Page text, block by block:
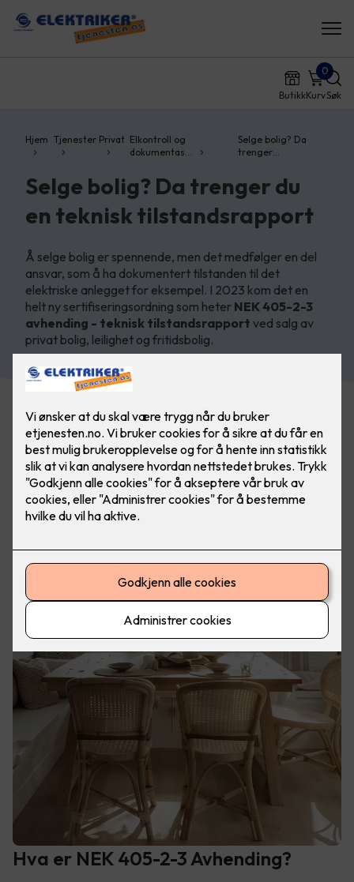
ButikkKurv
0
Søk
Hjem Tjenester Privat Elkontroll og
dokumentas…
Selge bolig? Da
trenger…
Selge bolig? Da trenger du
en teknisk tilstandsrapport
Å selge bolig er spennende, men det medfølger en del
ansvar, som å ha dokumentert tilstanden til det
elektriske anlegget for eksempel. I 2023 kom det en
helt ny sertifiseringsordning som heter NEK 405-2-3
avhending - teknisk tilstandsrapport ved salg av
privat bolig, leilighet og fritidsbolig.
Hva er NEK 405-2-3 Avhending?